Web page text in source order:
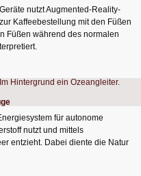
nutzt Augmented-Reality-
Kaffeebestellung mit den Füßen
Füßen während des normalen
für autonome
nutzt und mittels
entzieht. Dabei diente die Natur